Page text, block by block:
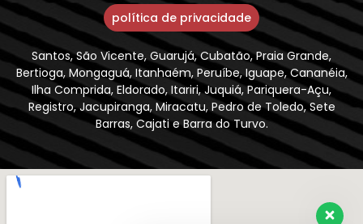
política de privacidade
Santos, São Vicente, Guarujá, Cubatão, Praia Grande,
Bertioga, Mongaguá, Itanhaém, Peruíbe, Iguape, Cananéia,
Ilha Comprida, Eldorado, Itariri, Juquiá, Pariquera-Açu,
Registro, Jacupiranga, Miracatu, Pedro de Toledo, Sete
Barras, Cajati e Barra do Turvo.